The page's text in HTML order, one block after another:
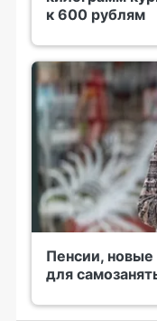
к 600 рублям
Пенсии, новые
для